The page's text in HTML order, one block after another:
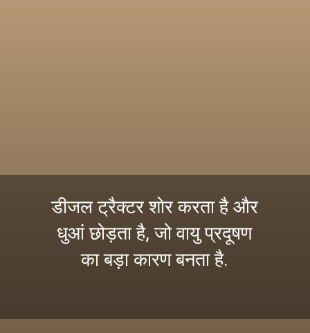
डीजल ट्रैक्टर शोर करता है और
धुआं छोड़ता है, जो वायु प्रदूषण
का बड़ा कारण बनता है.